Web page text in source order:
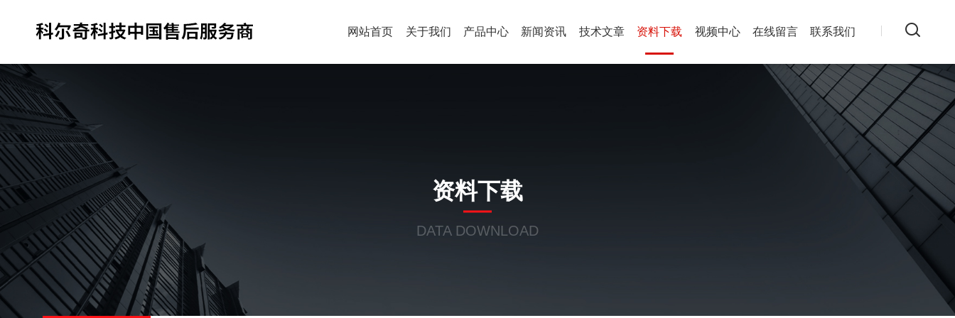
网站首页 关于我们 产品中心 新闻资讯 技术文章 资料下载 视频中心 在线留言 联系我们
资料下载
DATA DOWNLOAD